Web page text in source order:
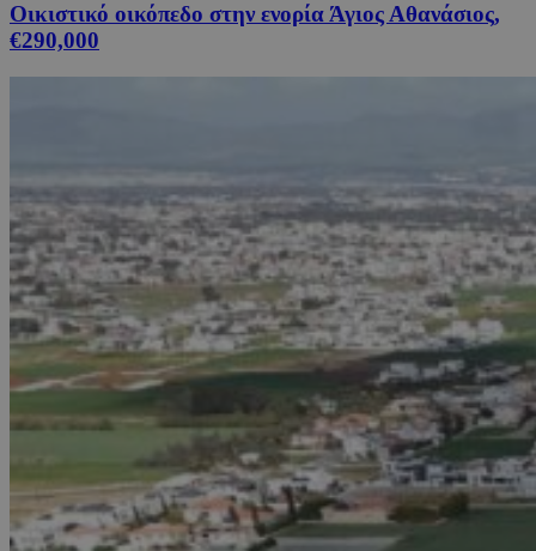
Οικιστικό οικόπεδο στην ενορία Άγιος Αθανάσιος,
€290,000